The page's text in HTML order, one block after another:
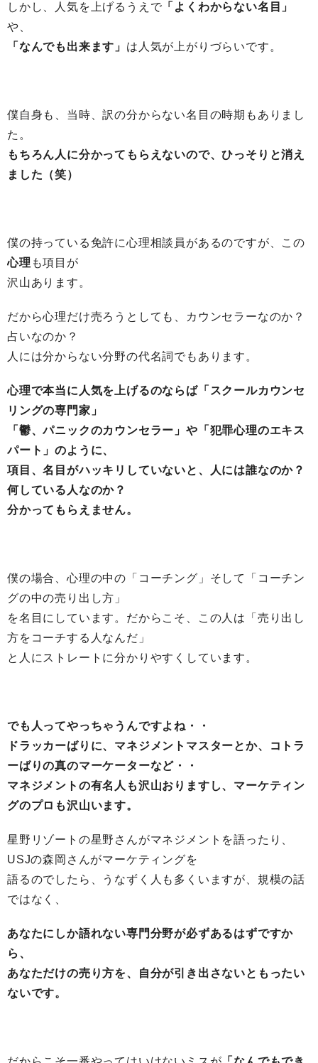
しかし、人気を上げるうえで 「よくわからない名目」
や、
「なんでも出来ます」 は人気が上がりづらいです。
僕自身も、当時、訳の分からない名目の時期もありまし
た。
もちろん人に分かってもらえないので、ひっそりと消え
ました（笑）
僕の持っている免許に心理相談員があるのですが、この
心理 も項目が
沢山あります。
だから心理だけ売ろうとしても、カウンセラーなのか？
占いなのか？
人には分からない分野の代名詞でもあります。
心理で本当に人気を上げるのならば「スクールカウンセ
リングの専門家」
「鬱、パニックのカウンセラー」や「犯罪心理のエキス
パート」のように、
項目、名目がハッキリしていないと、人には誰なのか？
何している人なのか？
分かってもらえません。
僕の場合、心理の中の「コーチング」そして「コーチン
グの中の売り出し方」
を名目にしています。だからこそ、この人は「売り出し
方をコーチする人なんだ」
と人にストレートに分かりやすくしています。
でも人ってやっちゃうんですよね・・
ドラッカーばりに、マネジメントマスターとか、コトラ
ーばりの真のマーケーターなど・・
マネジメントの有名人も沢山おりますし、マーケティン
グのプロも沢山います。
星野リゾートの星野さんがマネジメントを語ったり、
USJの森岡さんがマーケティングを
語るのでしたら、うなずく人も多くいますが、規模の話
ではなく、
あなたにしか語れない専門分野が必ずあるはずですか
ら、
あなただけの売り方を、自分が引き出さないともったい
ないです。